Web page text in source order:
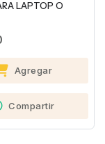
LAPTOP O
Agregar
Compartir